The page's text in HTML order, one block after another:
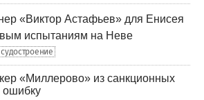
«Виктор Астафьев» для Енисея
испытаниям на Неве
судостроение
«Миллерово» из санкционных
ошибку